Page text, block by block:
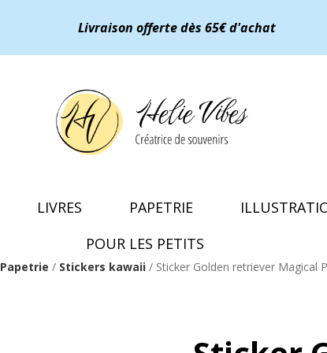
PAPETRIE ILLUSTRATIONS
Livraison offerte dès 65€ d'achat
LIVRES PAPETRIE
POUR LES PETITS
Papetrie / Stickers kawaii / Sticker Golden retriever Magical